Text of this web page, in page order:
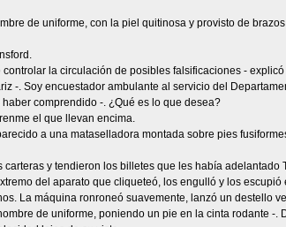
de uniforme, con la piel quitinosa y provisto de
la circulación de posibles falsificaciones -
-. Soy encuestador ambulante al servicio del
comprendido -. ¿Qué es lo que desea?
el que llevan encima.
a una mataselladora montada sobre pies
carteras y tendieron los billetes que les había adelantado
del aparato que cliqueteó, los engulló y los
La máquina ronroneó suavemente, lanzó un destello
de uniforme, poniendo un pie en la cinta rodante -.